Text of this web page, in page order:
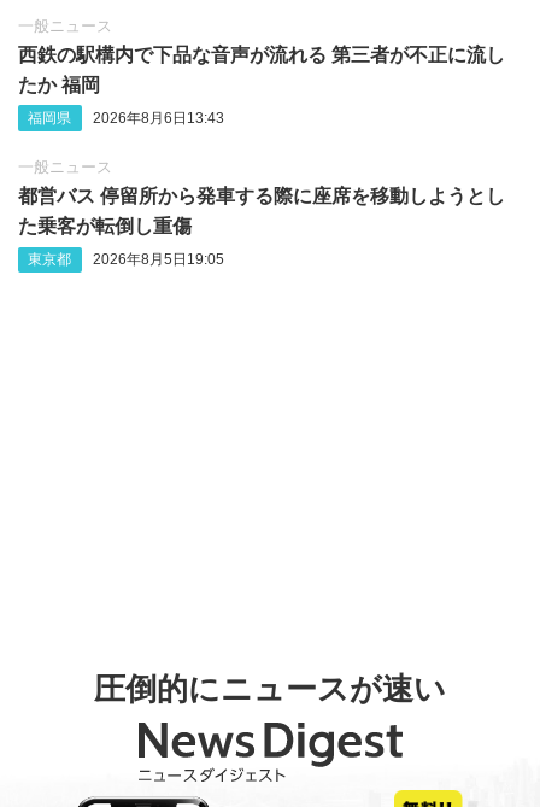
一般ニュース
西鉄の駅構内で下品な音声が流れる 第三者が不正に流し
たか 福岡
福岡県 2026年8月6日13:43
一般ニュース
都営バス 停留所から発車する際に座席を移動しようとし
た乗客が転倒し重傷
東京都 2026年8月5日19:05
圧倒的にニュースが速い